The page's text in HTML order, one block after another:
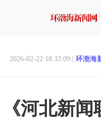
2026-02-22 18:33:09 | 环渤海
《河北新